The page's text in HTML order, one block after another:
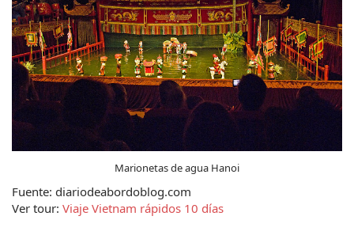
Marionetas de agua Hanoi
Fuente: diariodeabordoblog.com
Ver tour: Viaje Vietnam rápidos 10 días